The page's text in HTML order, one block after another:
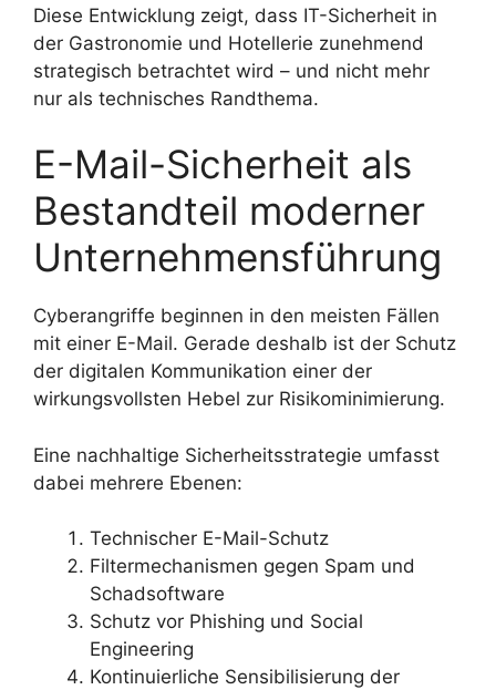
Diese Entwicklung zeigt, dass IT-Sicherheit in
der Gastronomie und Hotellerie zunehmend
strategisch betrachtet wird – und nicht mehr
nur als technisches Randthema.
E-Mail-Sicherheit als
Bestandteil moderner
Unternehmensführung
Cyberangriffe beginnen in den meisten Fällen
mit einer E-Mail. Gerade deshalb ist der Schutz
der digitalen Kommunikation einer der
wirkungsvollsten Hebel zur Risikominimierung.
Eine nachhaltige Sicherheitsstrategie umfasst
dabei mehrere Ebenen:
Technischer E-Mail-Schutz
Filtermechanismen gegen Spam und
Schadsoftware
Schutz vor Phishing und Social
Engineering
Kontinuierliche Sensibilisierung der